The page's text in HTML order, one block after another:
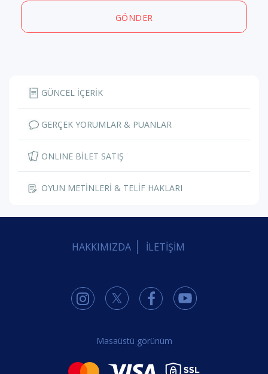
GÖNDER
GÜNCEL İÇERİK
GERÇEK YORUMLAR & PUANLAR
ONLINE BİLET SATIŞ
OYUN METİNLERİ & TELİF HAKLARI
HAKKIMIZDA İLETİŞİM
Masaüstü görünüm